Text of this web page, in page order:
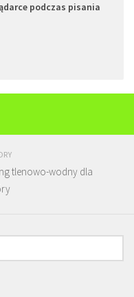
podczas pisania
tlenowo-wodny dla